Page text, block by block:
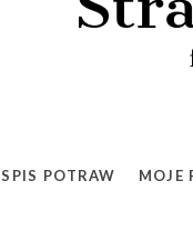
SPIS POTRAW MOJE